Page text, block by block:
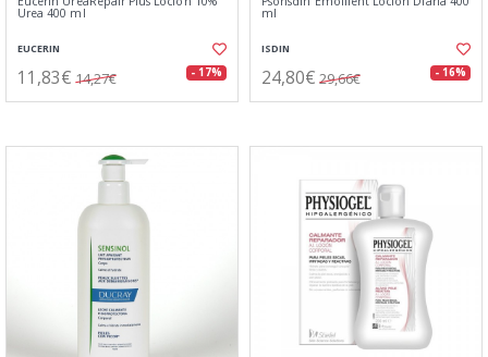
Urea 400 ml
EUCERIN
11,83€ 14,27€ - 17%
ml
ISDIN
24,80€ 29,66€ - 16%